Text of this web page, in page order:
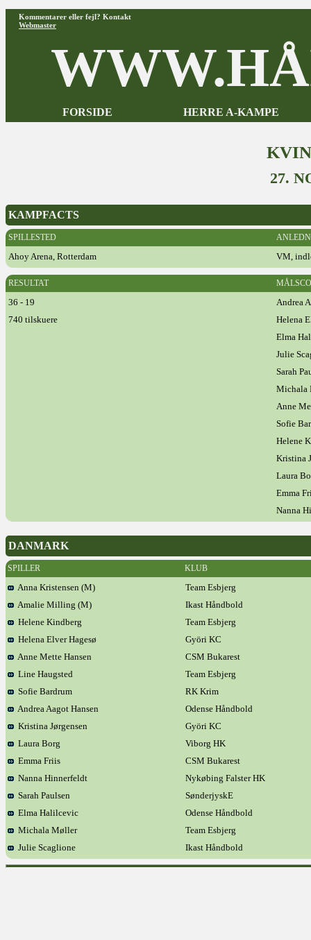
Kommentarer eller fejl? Kontakt
Webmaster
FORSIDE HERRE A-KAMPE
27.
KAMPFACTS
SPILLESTED
Ahoy Arena, Rotterdam VM,
RESULTAT
36 - 19
Andrea
740 tilskuere
Helena
Elma
Julie
Sarah
Michala
Anne
Sofie
Helene
Kristina
Laura
Emma
Nanna
DANMARK
SPILLER KLUB
Anna Kristensen (M)
Team Esbjerg
Amalie Milling (M)
Ikast Håndbold
Helene Kindberg
Team Esbjerg
Helena Elver Hagesø
Györi KC
Anne Mette Hansen
CSM Bukarest
Line Haugsted
Team Esbjerg
Sofie Bardrum
RK Krim
Andrea Aagot Hansen
Odense Håndbold
Kristina Jørgensen
Györi KC
Laura Borg
Viborg HK
Emma Friis
CSM Bukarest
Nanna Hinnerfeldt
Nykøbing Falster HK
Sarah Paulsen
SønderjyskE
Elma Halilcevic
Odense Håndbold
Michala Møller
Team Esbjerg
Julie Scaglione
Ikast Håndbold